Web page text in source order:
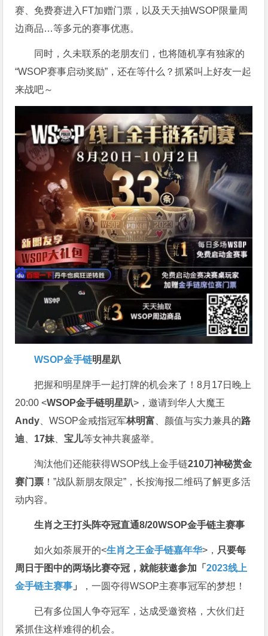
赛、免费赛进入FT加赠门票，以及天天抽WSOP限量周
边商品…等多元的赛事优惠。
同时，久未联系的老朋友们，也将随机享有独家的
“WSOP赛事启动奖励”，还在等什么？抓紧叫上好友一起
来战吧～
WSOP金手链明星趴
把握和明星牌手一起打牌的机会来了！8月17日晚上
20:00 <WSOP金手链明星趴>，邀请到华人大魔王
Andy 、WSOP金戒指冠军林明富 、颜值与实力兼具的路
迪
17妹 、宝儿等女神共襄盛举。
淘汰他们还能获得WSOP线上金手链210刀神秘赏金
赛门票 ！”战队新朋友限定”，长按海报二维码了解更多活
动内容。
生肖之王打头阵夺冠直通8/20WSOP金手链主赛事
如火如荼展开的<生肖之王金手链嘉年华>， 只要每
周日于图中的两场比赛夺冠，就能获邀参加「2023线上
金手链主赛事 」 ，一圆夺得WSOP主赛事冠军的梦想！
已有多位国人争夺冠军，达成受邀资格，大伙们赶
紧抓住这样难得的机会。